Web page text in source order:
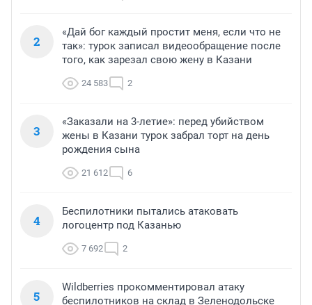
2
«Дай бог каждый простит меня, если что не
так»: турок записал видеообращение после
того, как зарезал свою жену в Казани
24 583 2
3
«Заказали на 3-летие»: перед убийством
жены в Казани турок забрал торт на день
рождения сына
21 612 6
4
Беспилотники пытались атаковать
логоцентр под Казанью
7 692 2
5
Wildberries прокомментировал атаку
беспилотников на склад в Зеленодольске